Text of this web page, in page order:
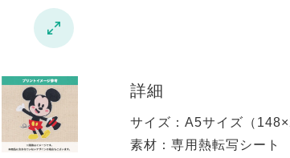

詳細
サイズ：A5サイズ（
素材：専用熱転写シート